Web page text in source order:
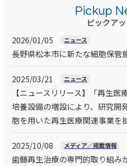
Pickup
ピックア
2026/01/05
ニュース
長野県松本市に新たな細胞保管
2025/03/21 ニュース
【ニュースリリース】「再生
培養設備の増設により、研究
胞を用いた再生医療関連事業を
2025/10/08 メディア／掲載情報
歯髄再生治療の専門的取り組み